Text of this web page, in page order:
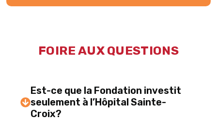
FOIRE AUX QUESTIONS
Est-ce que la Fondation investit
seulement à l’Hôpital Sainte-
Croix?